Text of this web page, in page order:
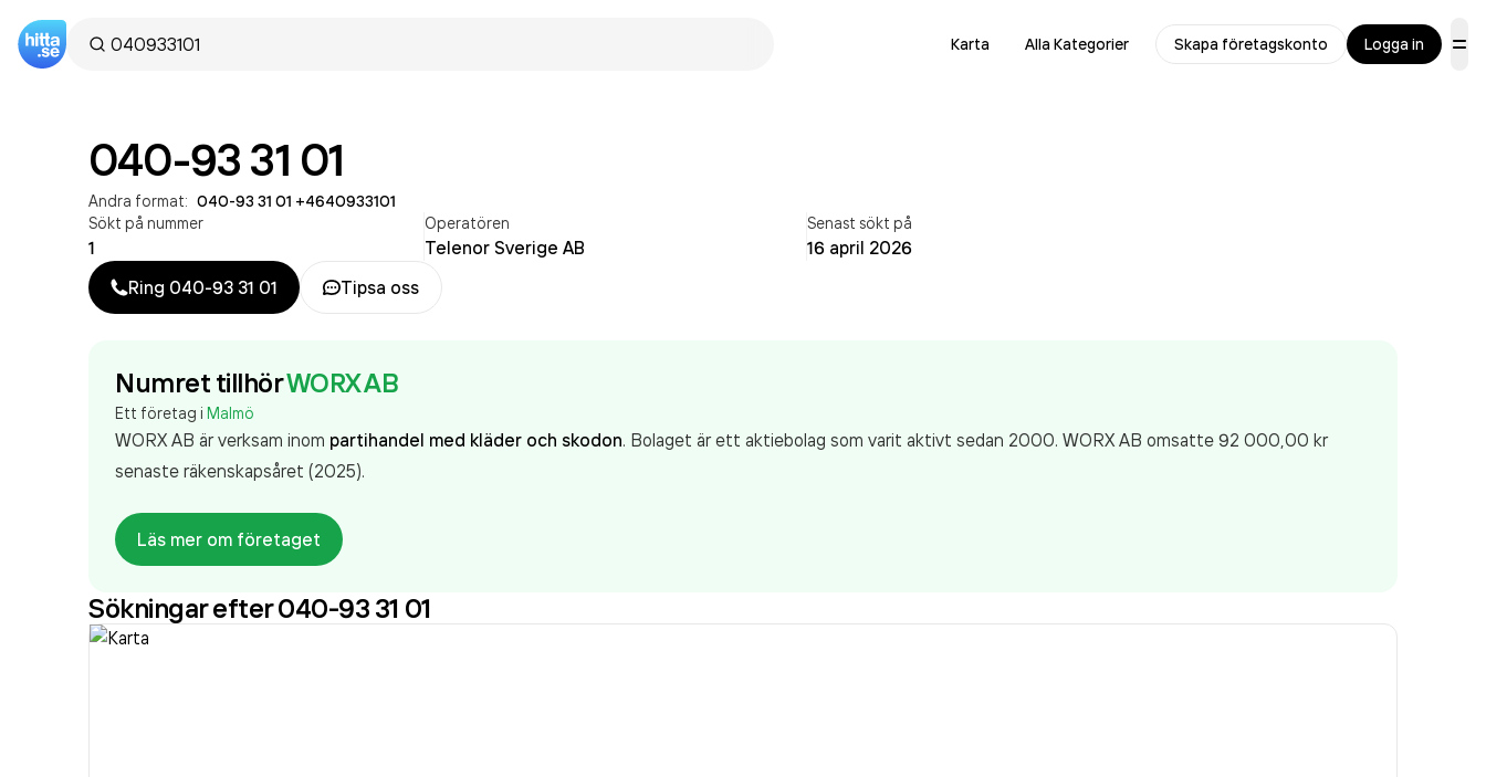
Karta Alla Kategorier Skapa företagskonto Logga in
040-93 31 01
Andra format: 040-93 31 01 +4640933101
Sökt på nummer
1
Operatören
Telenor Sverige AB
Senast sökt på
16 april 2026
Ring 040-93 31 01 Tipsa oss
Numret tillhörWORX AB
Ett företag i Malmö
WORX AB är verksam inom partihandel med kläder och skodon. Bolaget är ett aktiebolag som varit aktivt sedan 2000. WORX AB omsatte 92 000,00 kr
senaste räkenskapsåret (2025).
Läs mer om företaget
Sökningar efter 040-93 31 01